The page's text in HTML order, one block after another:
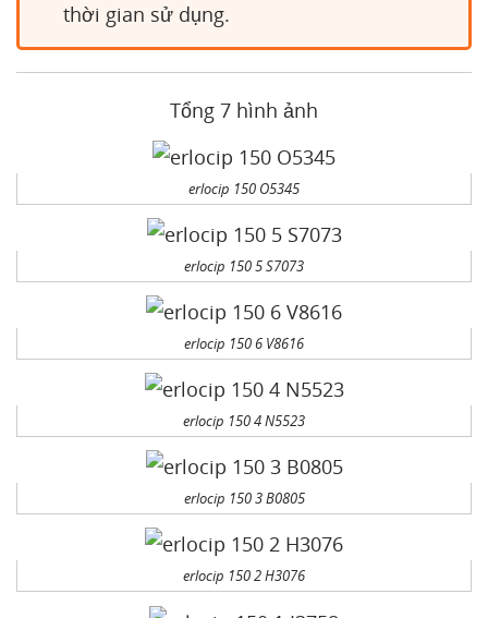
thời gian sử dụng.
Tổng 7 hình ảnh
erlocip 150 O5345
erlocip 150 5 S7073
erlocip 150 6 V8616
erlocip 150 4 N5523
erlocip 150 3 B0805
erlocip 150 2 H3076